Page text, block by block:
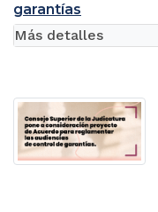
garantías
Más detalles